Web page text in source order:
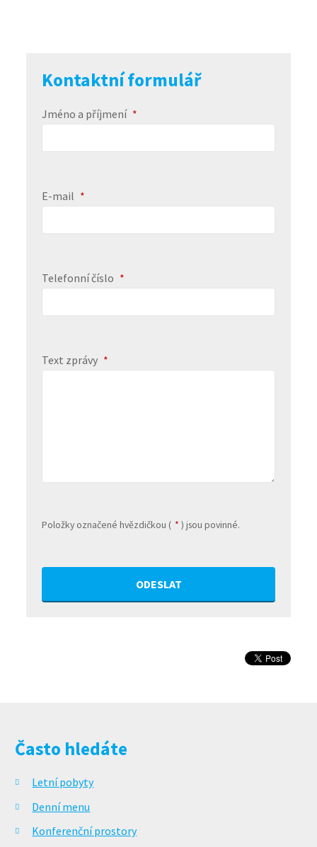
Kontaktní formulář
Jméno a příjmení *
E-mail *
Telefonní číslo *
Text zprávy *
Položky označené hvězdičkou ( * ) jsou povinné.
ODESLAT
Často hledáte
Letní pobyty
Denní menu
Konferenční prostory